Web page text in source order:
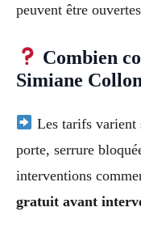
peuvent être ouvertes
Combien
Simiane
Les tarifs varient
porte, serrure
interventions
gratuit avant